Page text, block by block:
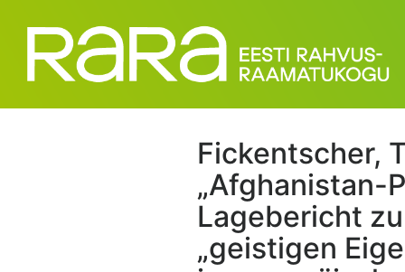
Fickentscher,
„Afghanistan-
Lagebericht
„geistigen